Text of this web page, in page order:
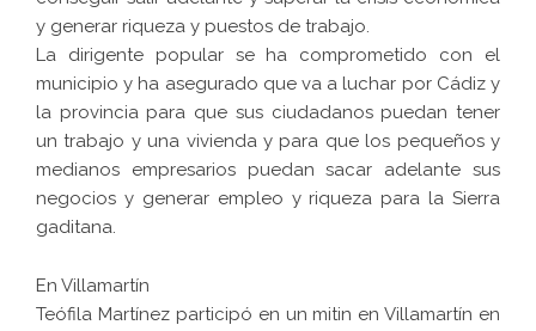
y generar riqueza y puestos de trabajo.
La dirigente popular se ha comprometido con el
municipio y ha asegurado que va a luchar por Cádiz y
la provincia para que sus ciudadanos puedan tener
un trabajo y una vivienda y para que los pequeños y
medianos empresarios puedan sacar adelante sus
negocios y generar empleo y riqueza para la Sierra
gaditana.
En Villamartín
Teófila Martínez participó en un mitin en Villamartín en